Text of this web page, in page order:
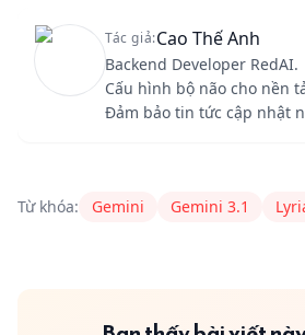
Tác giả:Cao Thế Anh
Backend Developer RedAI.
Cấu hình bộ não cho nền
Đảm bảo tin tức cập nhật
Từ khóa: Gemini Gemini 3.1